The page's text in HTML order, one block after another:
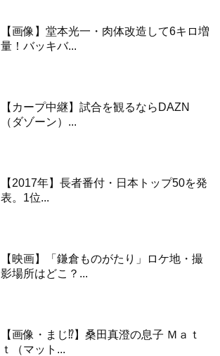
【画像】堂本光一・肉体改造して6キロ増
量！バッキバ...
【カープ中継】試合を観るならDAZN
（ダゾーン）...
【2017年】長者番付・日本トップ50を発
表。1位...
【映画】「鎌倉ものがたり」ロケ地・撮
影場所はどこ？...
【画像・まじ⁉︎】桑田真澄の息子 Ｍａｔ
ｔ（マット...